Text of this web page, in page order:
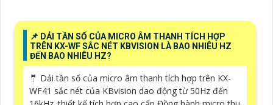
📌 DẢI TẦN SỐ CỦA MICRO ÂM THANH TÍCH HỢP
TRÊN KX-WF SẮC NÉT KBVISION LÀ BAO NHIÊU HZ
ĐẾN BAO NHIÊU HZ?
🤵 Dải tần số của micro âm thanh tích hợp trên KX-
WF41 sắc nét của KBvision dao động từ 50Hz đến